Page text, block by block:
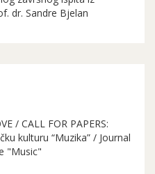
dr. Sandre Bjelan
/ CALL FOR PAPERS:
kulturu “Muzika” / Journal
"Music"